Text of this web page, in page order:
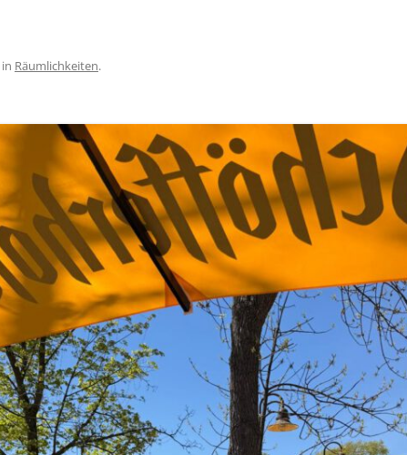
in Räumlichkeiten.